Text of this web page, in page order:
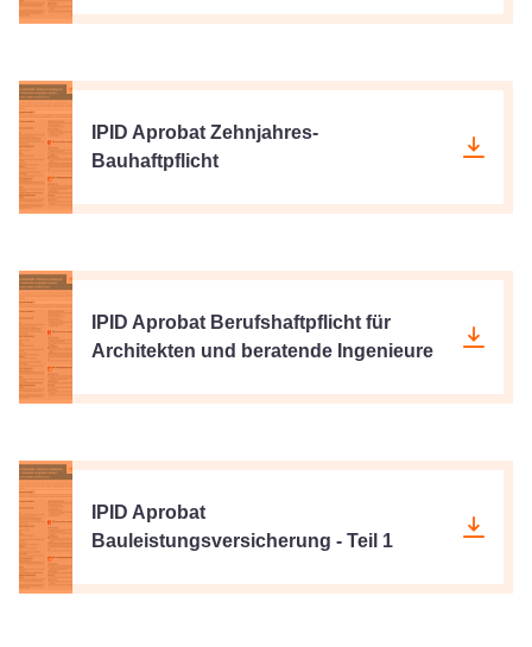
IPID Aprobat Zehnjahres-
Bauhaftpflicht
IPID Aprobat Berufshaftpflicht für
Architekten und beratende Ingenieure
IPID Aprobat
Bauleistungsversicherung - Teil 1